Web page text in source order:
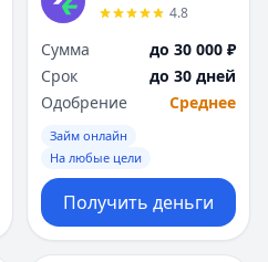
4.8
Сумма
до 30 000 ₽
Срок
до 30 дней
Одобрение
Среднее
Займ онлайн
На любые цели
Получить деньги